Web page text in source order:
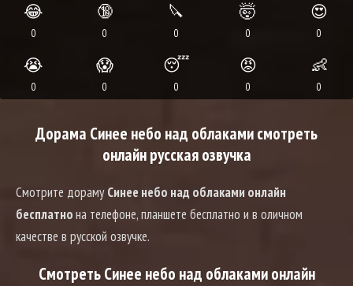
😂
0
🔞
0
🔪
0
🤯
0
😍
0
😭
0
😱
0
😴
0
😡
0
👶
0
Дорама Синее небо над облаками смотреть
онлайн русская озвучка
Смотрите дорамуСинее небо над облаками онлайн
бесплатнона телефоне, планшете бесплатно и в оличном
качестве в русской озвучке.
Смотреть Синее небо над облаками онлайн